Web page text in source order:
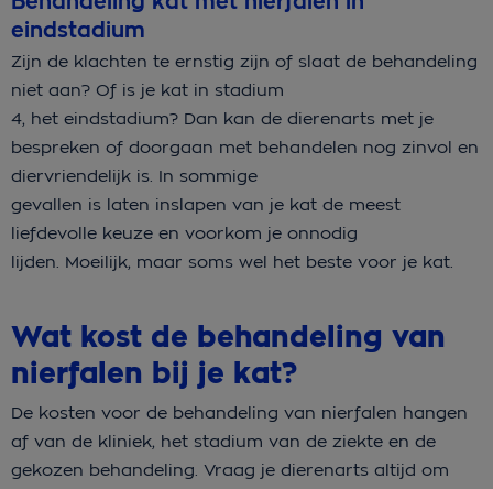
eindstadium
Zijn de klachten te ernstig zijn of slaat de behandeling
niet aan? Of is je kat in stadium
4, het eindstadium? Dan kan de dierenarts met je
bespreken of doorgaan met behandelen nog zinvol en
diervriendelijk is. In sommige
gevallen is laten inslapen van je kat de meest
liefdevolle keuze en voorkom je onnodig
lijden. Moeilijk, maar soms wel het beste voor je kat.
Wat kost de behandeling van
nierfalen bij je kat?
De kosten voor de behandeling van nierfalen hangen
af van de kliniek, het stadium van de ziekte en de
gekozen behandeling. Vraag je dierenarts altijd om